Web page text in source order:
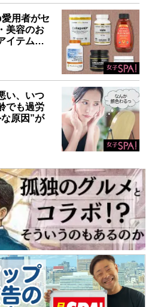
用者がセ
美容のお
イテム…
い、いつ
でも過労
原因”が